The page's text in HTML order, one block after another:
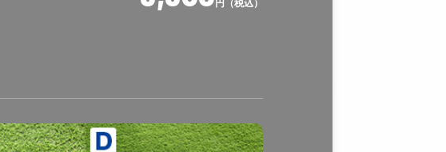
円（税込）